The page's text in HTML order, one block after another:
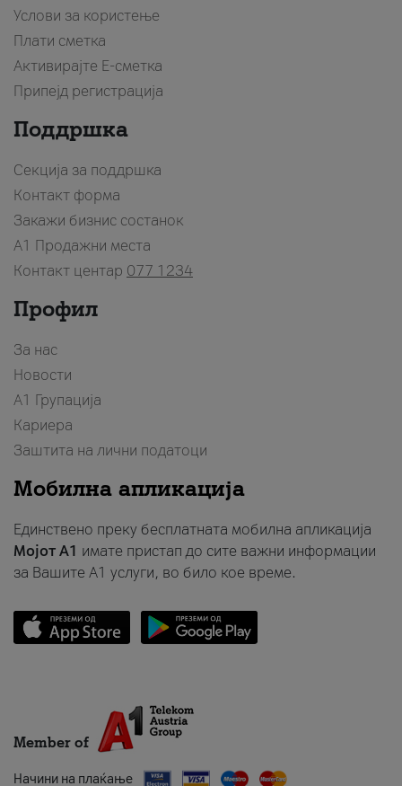
Услови за користење
Плати сметка
Активирајте Е-сметка
Припејд регистрација
Поддршка
Секција за поддршка
Контакт форма
Закажи бизнис состанок
A1 Продажни места
Контакт центар 077 1234
Профил
За нас
Новости
А1 Групација
Кариера
Заштита на лични податоци
Мобилна апликација
Единствено преку бесплатната мобилна апликација
Мојот A1 имате пристап до сите важни информации
за Вашите A1 услуги, во било кое време.
Member of
Начини на плаќање